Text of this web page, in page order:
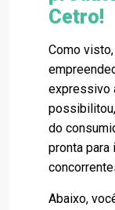
Cetro!
Como
expressivo
do
pronta para
Abaixo,